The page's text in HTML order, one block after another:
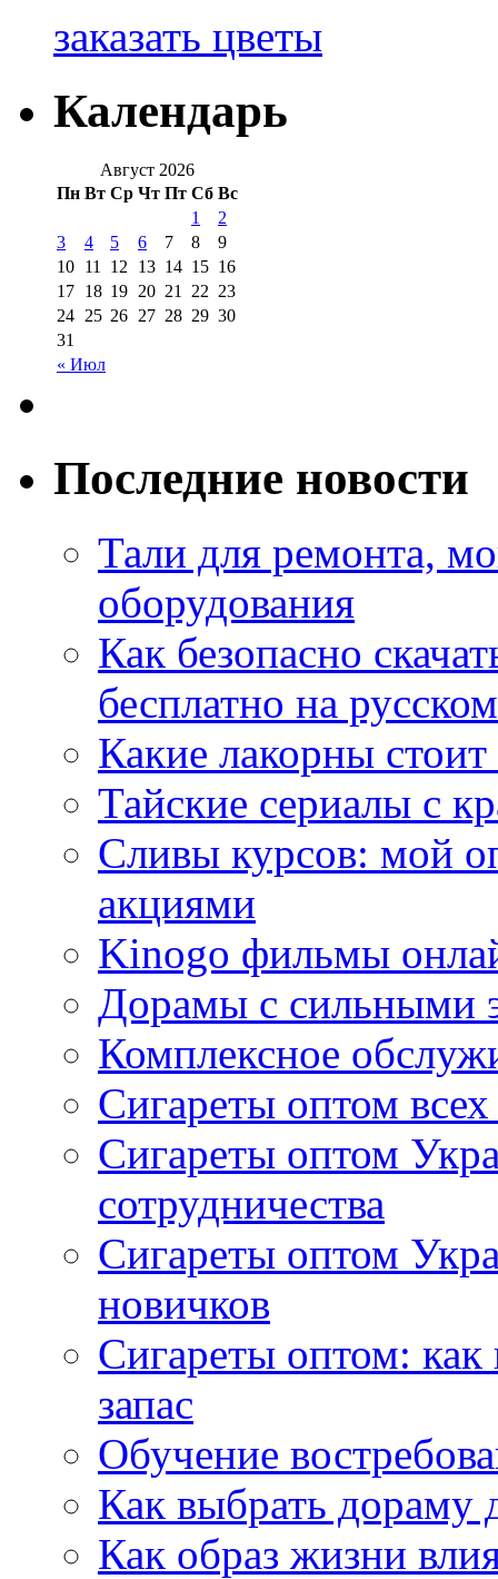
заказать цветы
Календарь
Август 2026
Пн Вт Ср Чт Пт Сб Вс
« Июл
1
2
3
4 5 6 7 8
9
10 11 12 13 14 15 16
17 18 19 20 21 22 23
24 25 26 27 28 29 30
31
Последние новости
Тали для ремонта,
оборудования
Как безопасно
бесплатно на
Какие лакорны
Тайские сериалы с
Сливы курсов: мой
акциями
Kinogo фильмы
Дорамы с сильными
Комплексное
Сигареты оптом
Сигареты оптом
сотрудничества
Сигареты оптом
новичков
Сигареты оптом:
запас
Обучение
Как выбрать дораму
Как образ жизни